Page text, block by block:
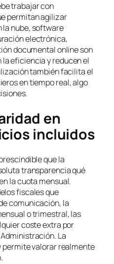
trabajar con
permitan agilizar
la nube, software
electrónica,
documental online son
eficiencia y reducen el
también facilita el
en tiempo real, algo
en
incluidos
que la
transparencia qué
la cuota mensual.
fiscales que
comunicación, la
o trimestral, las
coste extra por
La
permite valorar realmente